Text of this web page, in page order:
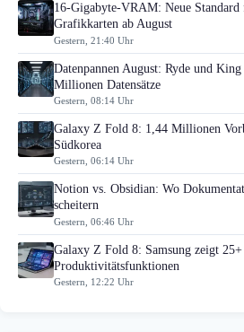
16-Gigabyte-VRAM: Neue
Grafikkarten ab August
Gestern, 21:40 Uhr
Datenpannen August: Ryde und
Millionen Datensätze
Gestern, 08:14 Uhr
Galaxy Z Fold 8: 1,44 Millionen
Südkorea
Gestern, 06:14 Uhr
Notion vs. Obsidian: Wo
scheitern
Gestern, 06:46 Uhr
Galaxy Z Fold 8: Samsung zeigt 25+
Produktivitätsfunktionen
Gestern, 12:22 Uhr